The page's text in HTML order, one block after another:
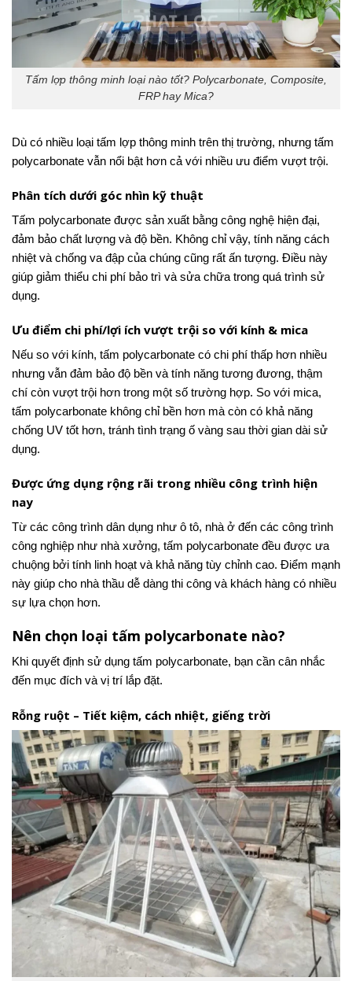
Tấm lợp thông minh loại nào tốt? Polycarbonate, Composite,
FRP hay Mica?
Dù có nhiều loại tấm lợp thông minh trên thị trường, nhưng tấm
polycarbonate vẫn nổi bật hơn cả với nhiều ưu điểm vượt trội.
Phân tích dưới góc nhìn kỹ thuật
Tấm polycarbonate được sản xuất bằng công nghệ hiện đại,
đảm bảo chất lượng và độ bền. Không chỉ vậy, tính năng cách
nhiệt và chống va đập của chúng cũng rất ấn tượng. Điều này
giúp giảm thiểu chi phí bảo trì và sửa chữa trong quá trình sử
dụng.
Ưu điểm chi phí/lợi ích vượt trội so với kính & mica
Nếu so với kính, tấm polycarbonate có chi phí thấp hơn nhiều
nhưng vẫn đảm bảo độ bền và tính năng tương đương, thậm
chí còn vượt trội hơn trong một số trường hợp. So với mica,
tấm polycarbonate không chỉ bền hơn mà còn có khả năng
chống UV tốt hơn, tránh tình trạng ố vàng sau thời gian dài sử
dụng.
Được ứng dụng rộng rãi trong nhiều công trình hiện
nay
Từ các công trình dân dụng như ô tô, nhà ở đến các công trình
công nghiệp như nhà xưởng, tấm polycarbonate đều được ưa
chuộng bởi tính linh hoạt và khả năng tùy chỉnh cao. Điểm mạnh
này giúp cho nhà thầu dễ dàng thi công và khách hàng có nhiều
sự lựa chọn hơn.
Nên chọn loại tấm polycarbonate nào?
Khi quyết định sử dụng tấm polycarbonate, bạn cần cân nhắc
đến mục đích và vị trí lắp đặt.
Rỗng ruột – Tiết kiệm, cách nhiệt, giếng trời